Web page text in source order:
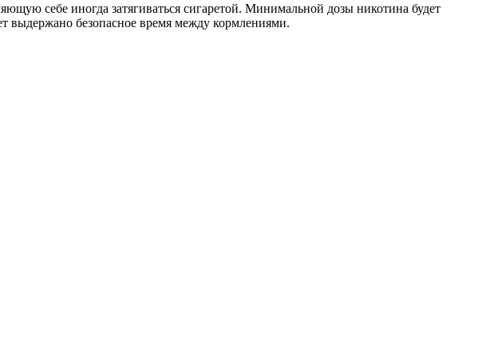
себе иногда затягиваться сигаретой. Минимальной дозы никотина будет
выдержано безопасное время между кормлениями.